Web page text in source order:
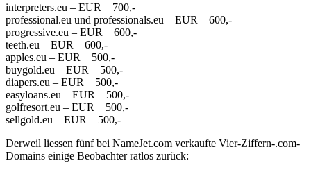
interpreters.eu – EUR 700,-
professional.eu und professionals.eu – EUR 600,-
progressive.eu – EUR 600,-
teeth.eu – EUR 600,-
apples.eu – EUR 500,-
buygold.eu – EUR 500,-
diapers.eu – EUR 500,-
easyloans.eu – EUR 500,-
golfresort.eu – EUR 500,-
sellgold.eu – EUR 500,-
Derweil liessen fünf bei NameJet.com verkaufte Vier-Ziffern-.com-
Domains einige Beobachter ratlos zurück: